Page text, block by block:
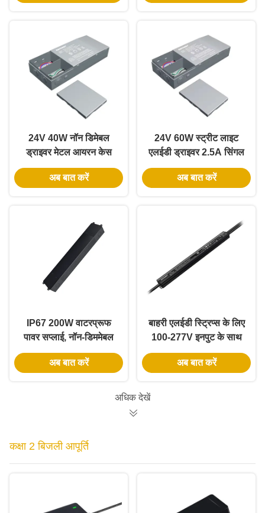
24V 40W नॉन डिमेबल
ड्राइवर मेटल आयरन केस
जंक्शन बॉक्स के साथ DC
LED ड्राइवर
अब बात करें
24V 60W स्ट्रीट लाइट
एलईडी ड्राइवर 2.5A सिंगल
आउटपुट ETL/CETL
सुरक्षाएँ OCP
अब बात करें
IP67 200W वाटरप्रूफ
पावर सप्लाई, नॉन-डिममेबल
फॉर कॉन्स्टेंट आउटडोर
इल्यूमिनेशन 12V एलईडी
अब बात करें
बाहरी एलईडी स्ट्रिप्स के लिए
100-277V इनपुट के साथ
24V96W क्लास 2 एलईडी
पावर सप्लाई
अब बात करें
अधिक देखें
कक्षा 2 बिजली आपूर्ति